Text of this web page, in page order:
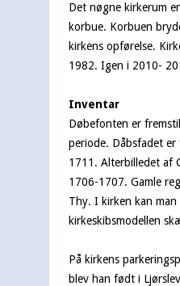
Det nøgne kirkerum
korbue. Korbuen
kirkens opførelse.
1982. Igen i 2010-
Inventar
Døbefonten er
periode. Dåbsfadet
1711. Alterbilledet af
1706-1707. Gamle
Thy. I kirken kan
kirkeskibsmodellen
På kirkens
blev han født i